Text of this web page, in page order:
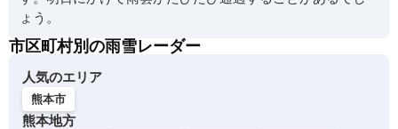
ょう。
市区町村別の雨雪レーダー
人気のエリア
熊本市
熊本地方